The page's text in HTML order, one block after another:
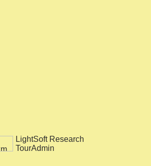
LightSoft Research
TourAdmin